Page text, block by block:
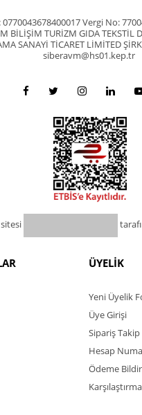
Vergi No:
BİLİŞİM TURİZM GIDA TEKSTİL
SANAYİ TİCARET LİMİTED
siberavm@hs01.kep.tr
ÜYELİK
Yeni Üyelik
Üye Girişi
Sipariş Takip
Hesap
Ödeme